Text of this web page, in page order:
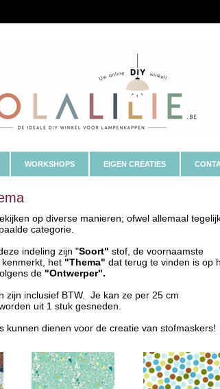
WORKSHOPS EIGEN CREATIES
op diverse manieren; ofwel allemaal
categorie.
indeling zijn "Soort" stof, de voornaamste
het "Thema" dat terug te vinden is op
de "Ontwerper".
zijn inclusief BTW. Je kan ze per 25 cm
uit 1 stuk gesneden.
kunnen dienen voor de creatie van stofmaskers!